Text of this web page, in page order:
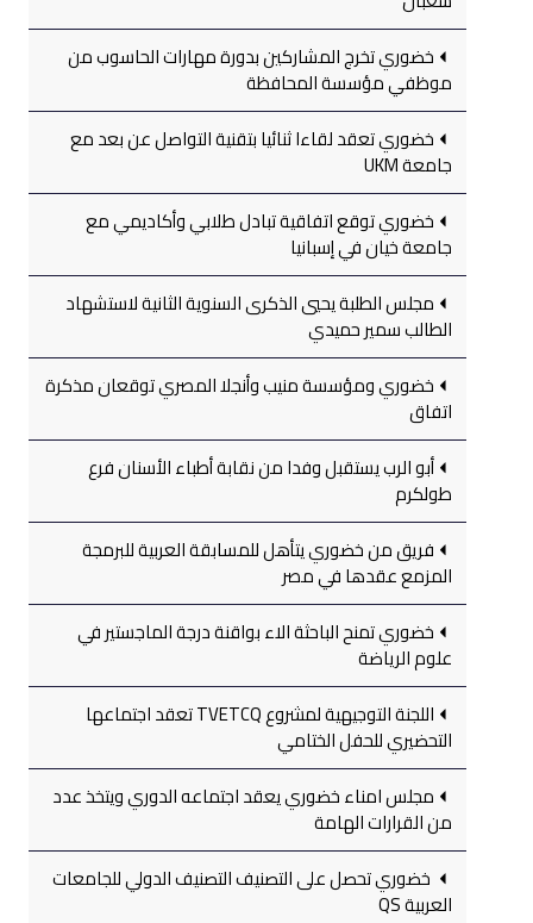
خضوري تخرج المشاركين بدورة مهارات الحاسوب من
موظفي مؤسسة المحافظة
خضوري تعقد لقاءا ثنائيا بتقنية التواصل عن بعد مع
جامعة UKM
خضوري توقع اتفاقية تبادل طلابي وأكاديمي مع
جامعة خيان في إسبانيا
مجلس الطلبة يحيي الذكرى السنوية الثانية لاستشهاد
الطالب سمير حميدي
خضوري ومؤسسة منيب وأنجلا المصري توقعان مذكرة
اتفاق
أبو الرب يستقبل وفدا من نقابة أطباء الأسنان فرع
طولكرم
فريق من خضوري يتأهل للمسابقة العربية للبرمجة
المزمع عقدها في مصر
خضوري تمنح الباحثة الاء بواقنة درجة الماجستير في
علوم الرياضة
اللجنة التوجيهية لمشروع TVETCQ تعقد اجتماعها
التحضيري للحفل الختامي
مجلس امناء خضوري يعقد اجتماعه الدوري ويتخذ عدد
من القرارات الهامة
خضوري تحصل على التصنيف التصنيف الدولي للجامعات
العربية QS